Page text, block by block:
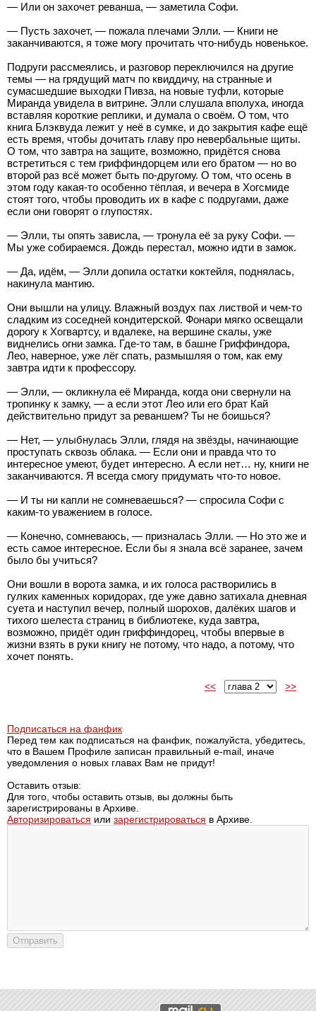
— Или он захочет реванша, — заметила Софи.
— Пусть захочет, — пожала плечами Элли. — Книги не
заканчиваются, я тоже могу прочитать что-нибудь новенькое.
Подруги рассмеялись, и разговор переключился на другие
темы — на грядущий матч по квиддичу, на странные и
сумасшедшие выходки Пивза, на новые туфли, которые
Миранда увидела в витрине. Элли слушала вполуха, иногда
вставляя короткие реплики, и думала о своём. О том, что
книга Блэквуда лежит у неё в сумке, и до закрытия кафе ещё
есть время, чтобы дочитать главу про невербальные щиты.
О том, что завтра на защите, возможно, придётся снова
встретиться с тем гриффиндорцем или его братом — но во
второй раз всё может быть по-другому. О том, что осень в
этом году какая-то особенно тёплая, и вечера в Хогсмиде
стоят того, чтобы проводить их в кафе с подругами, даже
если они говорят о глупостях.
— Элли, ты опять зависла, — тронула её за руку Софи. —
Мы уже собираемся. Дождь перестал, можно идти в замок.
— Да, идём, — Элли допила остатки коктейля, поднялась,
накинула мантию.
Они вышли на улицу. Влажный воздух пах листвой и чем-то
сладким из соседней кондитерской. Фонари мягко освещали
дорогу к Хогвартсу, и вдалеке, на вершине скалы, уже
виднелись огни замка. Где-то там, в башне Гриффиндора,
Лео, наверное, уже лёг спать, размышляя о том, как ему
завтра идти к профессору.
— Элли, — окликнула её Миранда, когда они свернули на
тропинку к замку, — а если этот Лео или его брат Кай
действительно придут за реваншем? Ты не боишься?
— Нет, — улыбнулась Элли, глядя на звёзды, начинающие
проступать сквозь облака. — Если они и правда что то
интересное умеют, будет интересно. А если нет… ну, книги не
заканчиваются. Я всегда смогу придумать что-то новое.
— И ты ни капли не сомневаешься? — спросила Софи с
каким-то уважением в голосе.
— Конечно, сомневаюсь, — призналась Элли. — Но это же и
есть самое интересное. Если бы я знала всё заранее, зачем
было бы учиться?
Они вошли в ворота замка, и их голоса растворились в
гулких каменных коридорах, где уже давно затихала дневная
суета и наступил вечер, полный шорохов, далёких шагов и
тихого шелеста страниц в библиотеке, куда завтра,
возможно, придёт один гриффиндорец, чтобы впервые в
жизни взять в руки книгу не потому, что надо, а потому, что
хочет понять.
<< >>
Подписаться на фанфик
Перед тем как подписаться на фанфик, пожалуйста, убедитесь,
что в Вашем Профиле записан правильный e-mail, иначе
уведомления о новых главах Вам не придут!
Оставить отзыв:
Для того, чтобы оставить отзыв, вы должны быть
зарегистрированы в Архиве.
Авторизироваться или зарегистрироваться в Архиве.